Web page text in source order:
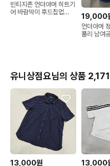
빈티지존 언더아머 히트기
어 바람막이 후드집업
19,000
언더아머
폴리 남여
유니상점요님의 상품 2,171
13,000원 13,000